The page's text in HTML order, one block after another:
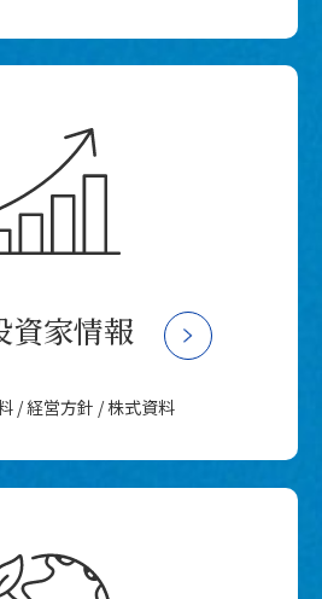
資家情報
/ 経営方針 / 株式資料